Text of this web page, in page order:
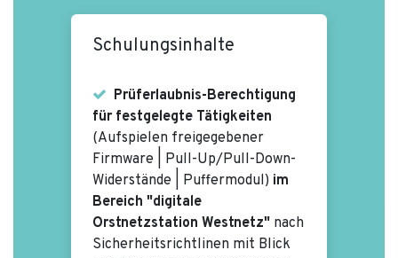
Schulungsinhalte
Prüferlaubnis-Berechtigung
für festgelegte Tätigkeiten
(Aufspielen freigegebener
Firmware | Pull-Up/Pull-Down-
Widerstände | Puffermodul) im
Bereich "digitale
Orstnetzstation Westnetz" nach
Sicherheitsrichtlinen mit Blick